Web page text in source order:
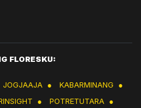
FLORESKU:
JOGJAAJA ● KABARMINANG
●
● POTRETUTARA ●